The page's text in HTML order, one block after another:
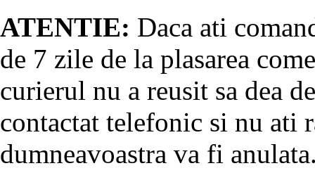
ATENTIE: Daca ati
de 7 zile de la plasarea
curierul nu a reusit sa dea
contactat telefonic si nu ati
dumneavoastra va fi